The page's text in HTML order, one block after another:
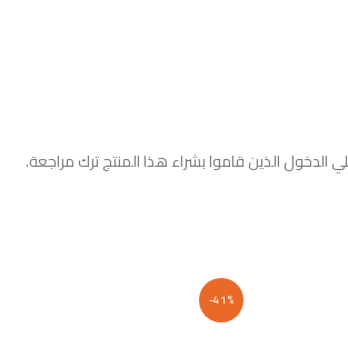
الذين قاموا بشراء هذا المنتج ترك مراجعة.
-41%